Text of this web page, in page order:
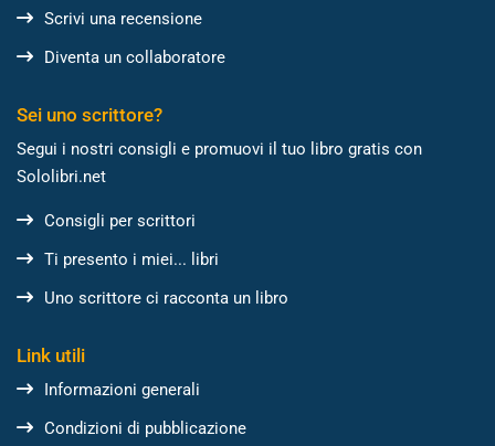
Scrivi una recensione
Diventa un collaboratore
Sei uno scrittore?
Segui i nostri consigli e promuovi il tuo libro gratis con
Sololibri.net
Consigli per scrittori
Ti presento i miei... libri
Uno scrittore ci racconta un libro
Link utili
Informazioni generali
Condizioni di pubblicazione